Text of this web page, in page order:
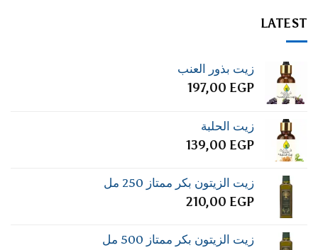
LATEST
زيت بذور العنب
197,00 EGP
زيت الحلبة
139,00 EGP
زيت الزيتون بكر ممتاز 250 مل
210,00 EGP
زيت الزيتون بكر ممتاز 500 مل